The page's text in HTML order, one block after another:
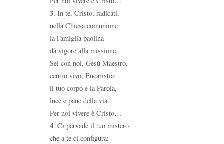
3. In te, Cristo, radicati,
nella Chiesa comunione
la Famiglia paolina
dà vigore alla missione.
Sei con noi, Gesù Maestro,
centro vivo, Eucaristia:
il tuo corpo e la Parola,
luce e pane della via.
Per noi vivere è Cristo…
4. Ci pervade il tuo mistero
che a te ci configura;